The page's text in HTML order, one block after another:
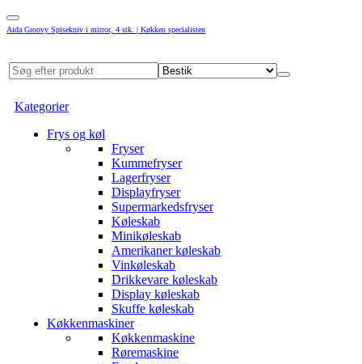
Aida Groovy Spisekniv i mirror, 4 stk. | Køkken specialisten
Kategorier
Frys og køl
Fryser
Kummefryser
Lagerfryser
Displayfryser
Supermarkedsfryser
Køleskab
Minikøleskab
Amerikaner køleskab
Vinkøleskab
Drikkevare køleskab
Display køleskab
Skuffe køleskab
Køkkenmaskiner
Køkkenmaskine
Røremaskine